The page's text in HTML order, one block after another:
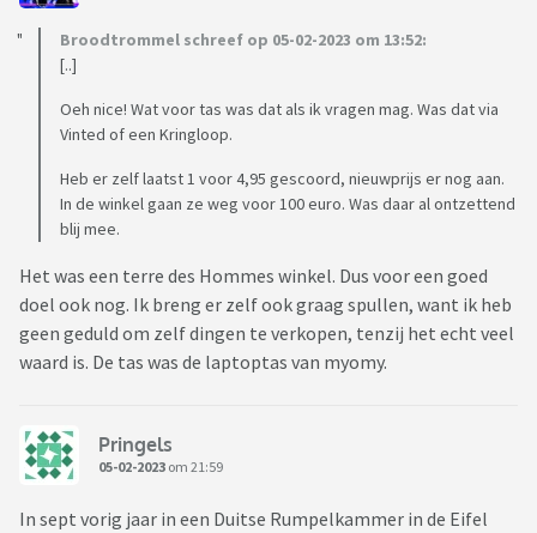
Broodtrommel schreef op 05-02-2023 om 13:52:
[..]
Oeh nice! Wat voor tas was dat als ik vragen mag. Was dat via
Vinted of een Kringloop.
Heb er zelf laatst 1 voor 4,95 gescoord, nieuwprijs er nog aan.
In de winkel gaan ze weg voor 100 euro. Was daar al ontzettend
blij mee.
Het was een terre des Hommes winkel. Dus voor een goed
doel ook nog. Ik breng er zelf ook graag spullen, want ik heb
geen geduld om zelf dingen te verkopen, tenzij het echt veel
waard is. De tas was de laptoptas van myomy.
Pringels
05-02-2023 om 21:59
In sept vorig jaar in een Duitse Rumpelkammer in de Eifel